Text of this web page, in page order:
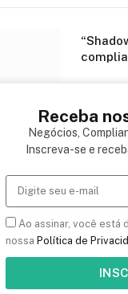
Receba
Negócios,
Inscreva-se e
Ao assinar, você está
nossa Política de